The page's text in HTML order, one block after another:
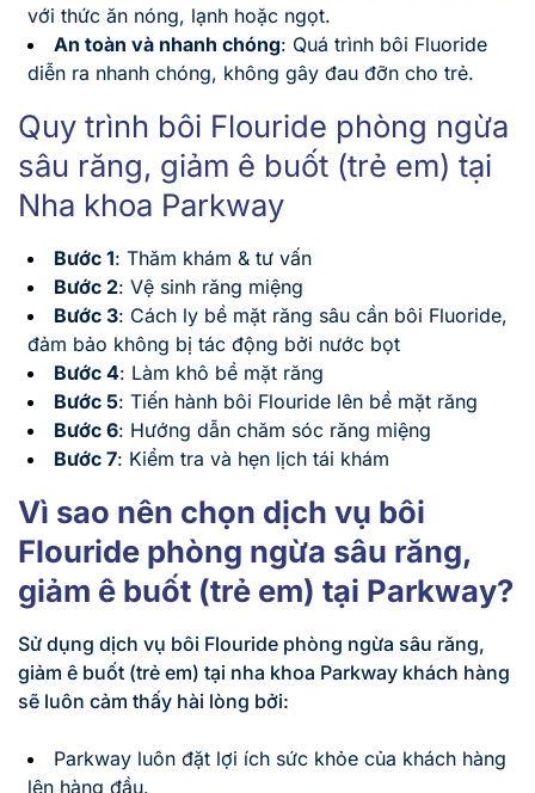
với thức ăn nóng, lạnh hoặc ngọt.
An toàn và nhanh chóng: Quá trình bôi Fluoride
diễn ra nhanh chóng, không gây đau đỡn cho trẻ.
Quy trình bôi Flouride phòng ngừa
sâu răng, giảm ê buốt (trẻ em) tại
Nha khoa Parkway
Bước 1: Thăm khám & tư vấn
Bước 2: Vệ sinh răng miệng
Bước 3: Cách ly bề mặt răng sâu cần bôi Fluoride,
đảm bảo không bị tác động bởi nước bọt
Bước 4: Làm khô bề mặt răng
Bước 5: Tiến hành bôi Flouride lên bề mặt răng
Bước 6: Hướng dẫn chăm sóc răng miệng
Bước 7: Kiểm tra và hẹn lịch tái khám
Vì sao nên chọn dịch vụ bôi
Flouride phòng ngừa sâu răng,
giảm ê buốt (trẻ em) tại Parkway?
Sử dụng dịch vụ bôi Flouride phòng ngừa sâu răng,
giảm ê buốt (trẻ em) tại nha khoa Parkway khách hàng
sẽ luôn cảm thấy hài lòng bởi:
Parkway luôn đặt lợi ích sức khỏe của khách hàng
lên hàng đầu.